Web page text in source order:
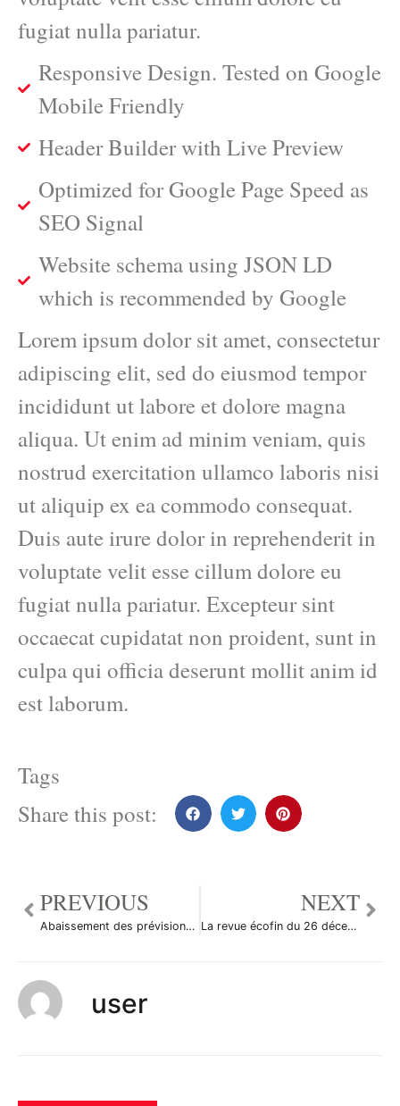
fugiat nulla pariatur.
Responsive Design. Tested on Google
Mobile Friendly
Header Builder with Live Preview
Optimized for Google Page Speed as
SEO Signal
Website schema using JSON LD
which is recommended by Google
Lorem ipsum dolor sit amet, consectetur
adipiscing elit, sed do eiusmod tempor
incididunt ut labore et dolore magna
aliqua. Ut enim ad minim veniam, quis
nostrud exercitation ullamco laboris nisi
ut aliquip ex ea commodo consequat.
Duis aute irure dolor in reprehenderit in
voluptate velit esse cillum dolore eu
fugiat nulla pariatur. Excepteur sint
occaecat cupidatat non proident, sunt in
culpa qui officia deserunt mollit anim id
est laborum.
Tags
Share this post:
PREVIOUS
Abaissement des prévisions de croissance à 3% pour le Brésil en 2011
NEXT
La revue écofin du 26 décembre 2011
user